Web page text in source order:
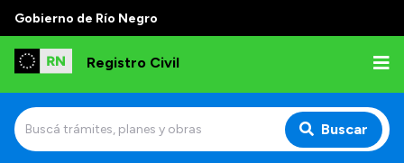
Gobierno de Río Negro
Registro Civil
Buscar